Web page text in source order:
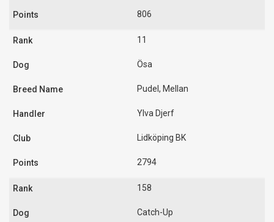
806
11
Ösa
Pudel, Mellan
Ylva Djerf
Lidköping BK
2794
158
Catch-Up